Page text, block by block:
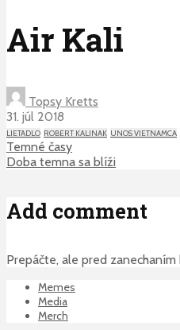
Air Kali
Topsy Kretts
31. júl 2018
LIETADLO ROBERT KALINAK UNOS VIETNAMCA
Temné časy
Doba temna sa blíži
Add comment
Prepáčte, ale pred
Memes
Media
Merch